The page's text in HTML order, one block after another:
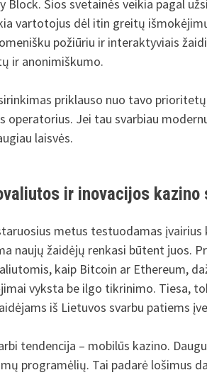
Block. Šios svetainės veikia pagal
vartotojus dėl itin greitų
požiūriu ir interaktyviais
ir anonimiškumo.
priklauso nuo tavo
operatorius. Jei tau svarbiau
laisvės.
ir inovacijos kazino
metus testuodamas
naujų žaidėjų renkasi būtent juos.
kaip Bitcoin ar Ethereum,
vyksta be ilgo tikrinimo. Tiesa,
iš Lietuvos svarbu patiems
tendencija – mobilūs kazino.
programėlių. Tai padarė lošimus